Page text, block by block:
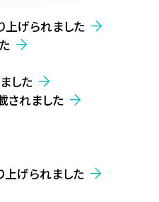
げられました
した
されました
げられました